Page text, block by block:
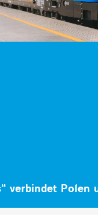
verbindet Polen